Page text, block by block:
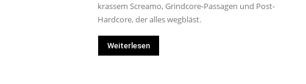
krassem Screamo, Grindcore-Passagen und Post-
Hardcore, der alles wegbläst.
Weiterlesen